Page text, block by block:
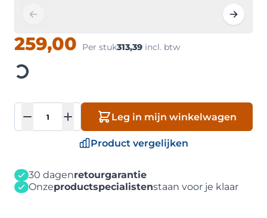
259,00 Per stuk313,39 incl. btw
Loading
Aantal
Leg in mijn winkelwagen
Product vergelijken
30 dagenretourgarantie
Onzeproductspecialistenstaan voor je klaar